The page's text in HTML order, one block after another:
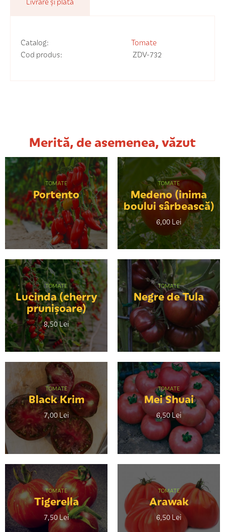
Catalog:
Tomate
Cod produs:
ZDV-732
Merită, de asemenea, văzut
TOMATE
Portento
TOMATE
Medeno (inima
boului sârbească)
6,00 Lei
TOMATE
Lucinda (cherry
prunișoare)
8,50 Lei
TOMATE
Negre de Tula
TOMATE
Black Krim
7,00 Lei
TOMATE
Mei Shuai
6,50 Lei
TOMATE
Tigerella
7,50 Lei
TOMATE
Arawak
6,50 Lei